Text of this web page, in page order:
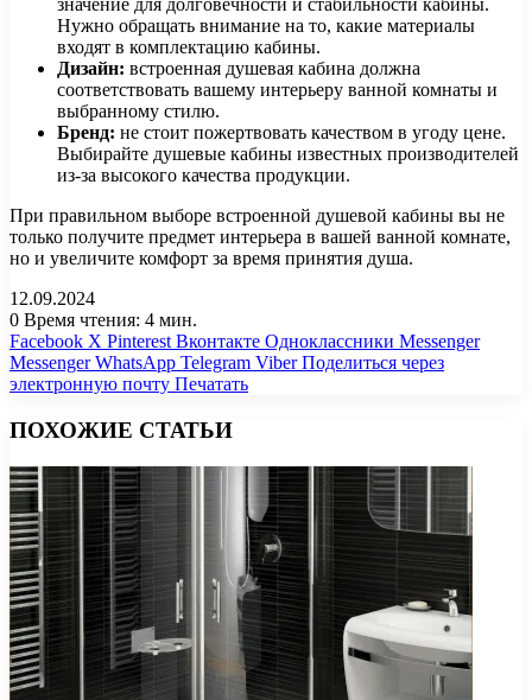
значение для долговечности и стабильности кабины.
Нужно обращать внимание на то, какие материалы
входят в комплектацию кабины.
Дизайн: встроенная душевая кабина должна
соответствовать вашему интерьеру ванной комнаты и
выбранному стилю.
Бренд: не стоит пожертвовать качеством в угоду цене.
Выбирайте душевые кабины известных производителей
из-за высокого качества продукции.
При правильном выборе встроенной душевой кабины вы не
только получите предмет интерьера в вашей ванной комнате,
но и увеличите комфорт за время принятия душа.
12.09.2024
0 Время чтения: 4 мин.
Facebook X Pinterest Вконтакте Одноклассники Messenger
Messenger WhatsApp Telegram Viber Поделиться через
электронную почту Печатать
ПОХОЖИЕ СТАТЬИ